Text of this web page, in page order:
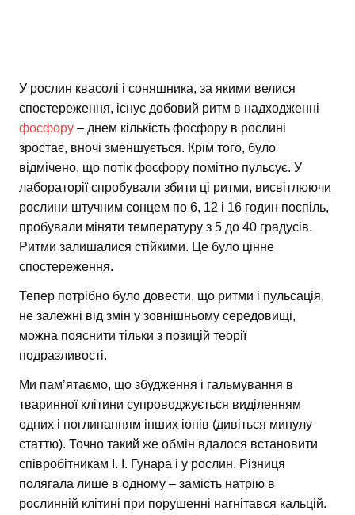
У рослин квасолі і соняшника, за якими велися
спостереження, існує добовий ритм в надходженні
фосфору – днем кількість фосфору в рослині
зростає, вночі зменшується. Крім того, було
відмічено, що потік фосфору помітно пульсує. У
лабораторії спробували збити ці ритми, висвітлюючи
рослини штучним сонцем по 6, 12 і 16 годин поспіль,
пробували міняти температуру з 5 до 40 градусів.
Ритми залишалися стійкими. Це було цінне
спостереження.
Тепер потрібно було довести, що ритми і пульсація,
не залежні від змін у зовнішньому середовищі,
можна пояснити тільки з позицій теорії
подразливості.
Ми пам’ятаємо, що збудження і гальмування в
тваринної клітини супроводжується виділенням
одних і поглинанням інших іонів (дивіться минулу
статтю). Точно такий же обмін вдалося встановити
співробітникам І. І. Гунара і у рослин. Різниця
полягала лише в одному – замість натрію в
рослинній клітині при порушенні нагнітався кальцій.